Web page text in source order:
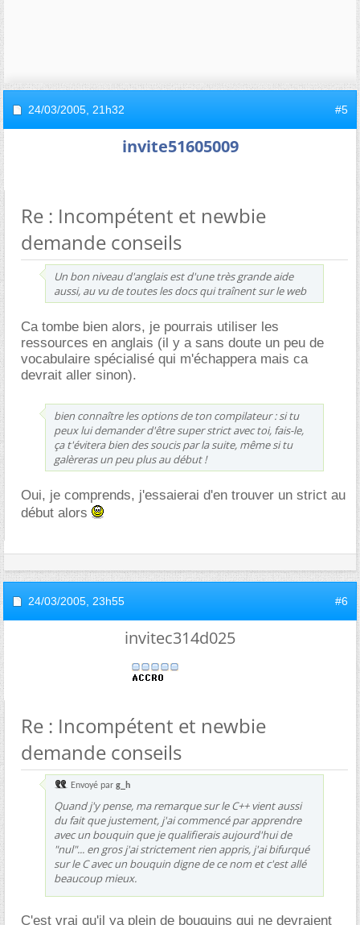
24/03/2005, 21h32 #5
invite51605009
Re : Incompétent et newbie
demande conseils
Un bon niveau d'anglais est d'une très grande aide
aussi, au vu de toutes les docs qui traînent sur le web
Ca tombe bien alors, je pourrais utiliser les
ressources en anglais (il y a sans doute un peu de
vocabulaire spécialisé qui m'échappera mais ca
devrait aller sinon).
bien connaître les options de ton compilateur : si tu
peux lui demander d'être super strict avec toi, fais-le,
ça t'évitera bien des soucis par la suite, même si tu
galèreras un peu plus au début !
Oui, je comprends, j'essaierai d'en trouver un strict au
début alors
24/03/2005, 23h55 #6
invitec314d025
Re : Incompétent et newbie
demande conseils
Envoyé par g_h
Quand j'y pense, ma remarque sur le C++ vient aussi
du fait que justement, j'ai commencé par apprendre
avec un bouquin que je qualifierais aujourd'hui de
"nul"... en gros j'ai strictement rien appris, j'ai bifurqué
sur le C avec un bouquin digne de ce nom et c'est allé
beaucoup mieux.
C'est vrai qu'il ya plein de bouquins qui ne devraient